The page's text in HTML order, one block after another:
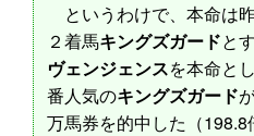
というわけで、本命は
２着馬キングズガードと
ヴェンジェンスを本命と
番人気のキングズガード
万馬券を的中した（